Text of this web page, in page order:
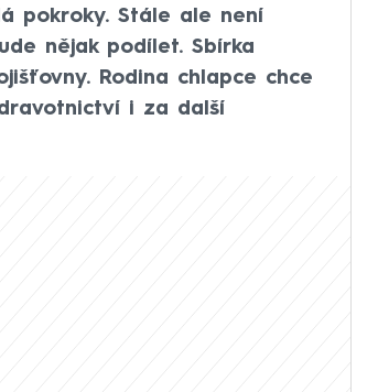
pokroky. Stále ale není
nějak podílet. Sbírka
Rodina chlapce chce
i za další